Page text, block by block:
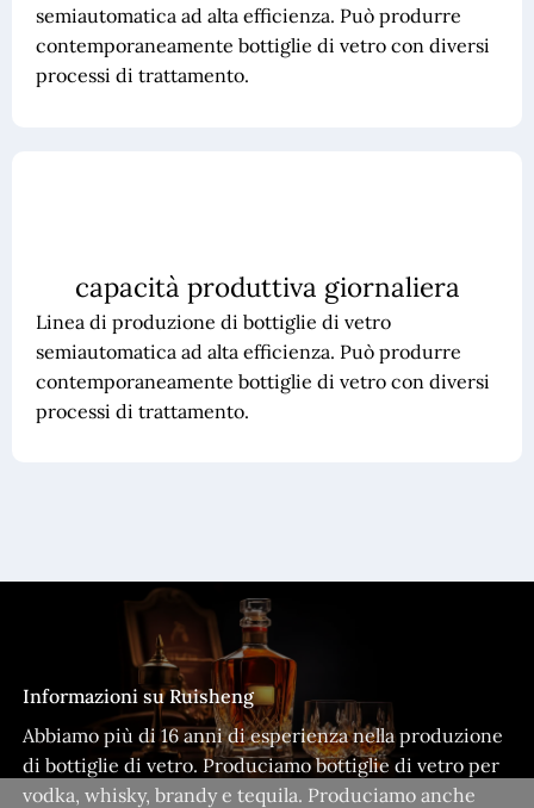
semiautomatica ad alta efficienza. Può produrre
contemporaneamente bottiglie di vetro con diversi
processi di trattamento.
capacità produttiva giornaliera
Linea di produzione di bottiglie di vetro
semiautomatica ad alta efficienza. Può produrre
contemporaneamente bottiglie di vetro con diversi
processi di trattamento.
Informazioni su Ruisheng
Abbiamo più di 16 anni di esperienza nella produzione
di bottiglie di vetro. Produciamo bottiglie di vetro per
vodka, whisky, brandy e tequila. Produciamo anche